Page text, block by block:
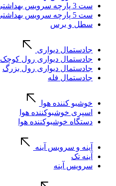
ست 3 پارچه سرویس بهداشتی
ست 5 پارچه سرویس بهداشتی
سطل و برس
جادستمال دیواری
جادستمال دیواری رول کوچک
جادستمال دیواری رول بزرگ
جادستمال فله
خوشبو کننده هوا
اسپری خوشبوکننده هوا
دستگاه خوشبوکننده هوا
آینه و سرویس آینه
آینه تک
سرویس آینه